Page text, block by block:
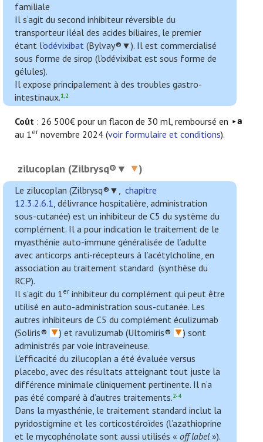
familiale
Il s’agit du second inhibiteur réversible du
transporteur iléal des acides biliaires, le premier
étant l’odévixibat (Bylvay®▼). Il est commercialisé
sous forme de sirop (l’odévixibat est sous forme de
gélules).
Il expose principalement à des troubles gastro-
intestinaux.1,2
Coût : 26 500€ pour un flacon de 30 ml, remboursé en
au 1er novembre 2024 (voir formulaire et conditions).
zilucoplan (Zilbrysq®▼ )
Le zilucoplan (Zilbrysq®▼, chapitre
12.3.2.6.1, délivrance hospitalière, administration
sous-cutanée) est un inhibiteur de C5 du système du
complément. Il a pour indication le traitement de le
myasthénie auto-immune généralisée de l’adulte
avec anticorps anti-récepteurs à l’acétylcholine, en
association au traitement standard (synthèse du
RCP).
Il s’agit du 1er inhibiteur du complément qui peut être
utilisé en auto-administration sous-cutanée. Les
autres inhibiteurs de C5 du complément éculizumab
(Soliris®
) et ravulizumab (Ultomiris®
) sont
administrés par voie intraveineuse.
L’efficacité du zilucoplan a été évaluée versus
placebo, avec des résultats atteignant tout juste la
différence minimale cliniquement pertinente. Il n’a
pas été comparé à d’autres traitements.2-4
Dans la myasthénie, le traitement standard inclut la
pyridostigmine et les corticostéroïdes (l’azathioprine
et le mycophénolate sont aussi utilisés « off label »).